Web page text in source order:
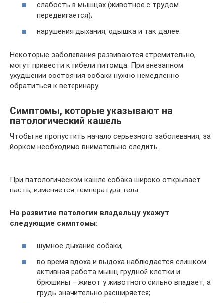
слабость в мышцах (животное с трудом
передвигается);
нарушения дыхания, одышка и так далее.
Некоторые заболевания развиваются стремительно,
могут привести к гибели питомца. При внезапном
ухудшении состояния собаки нужно немедленно
обратиться к ветеринару.
Симптомы, которые указывают на
патологический кашель
Чтобы не пропустить начало серьезного заболевания, за
йорком необходимо внимательно следить.
При патологическом кашле собака широко открывает
пасть, изменяется температура тела.
На развитие патологии владельцу укажут
следующие симптомы:
шумное дыхание собаки;
во время вдоха и выдоха наблюдается слишком
активная работа мышц грудной клетки и
брюшины – живот у животного сильно впадает, а
грудь значительно расширяется;